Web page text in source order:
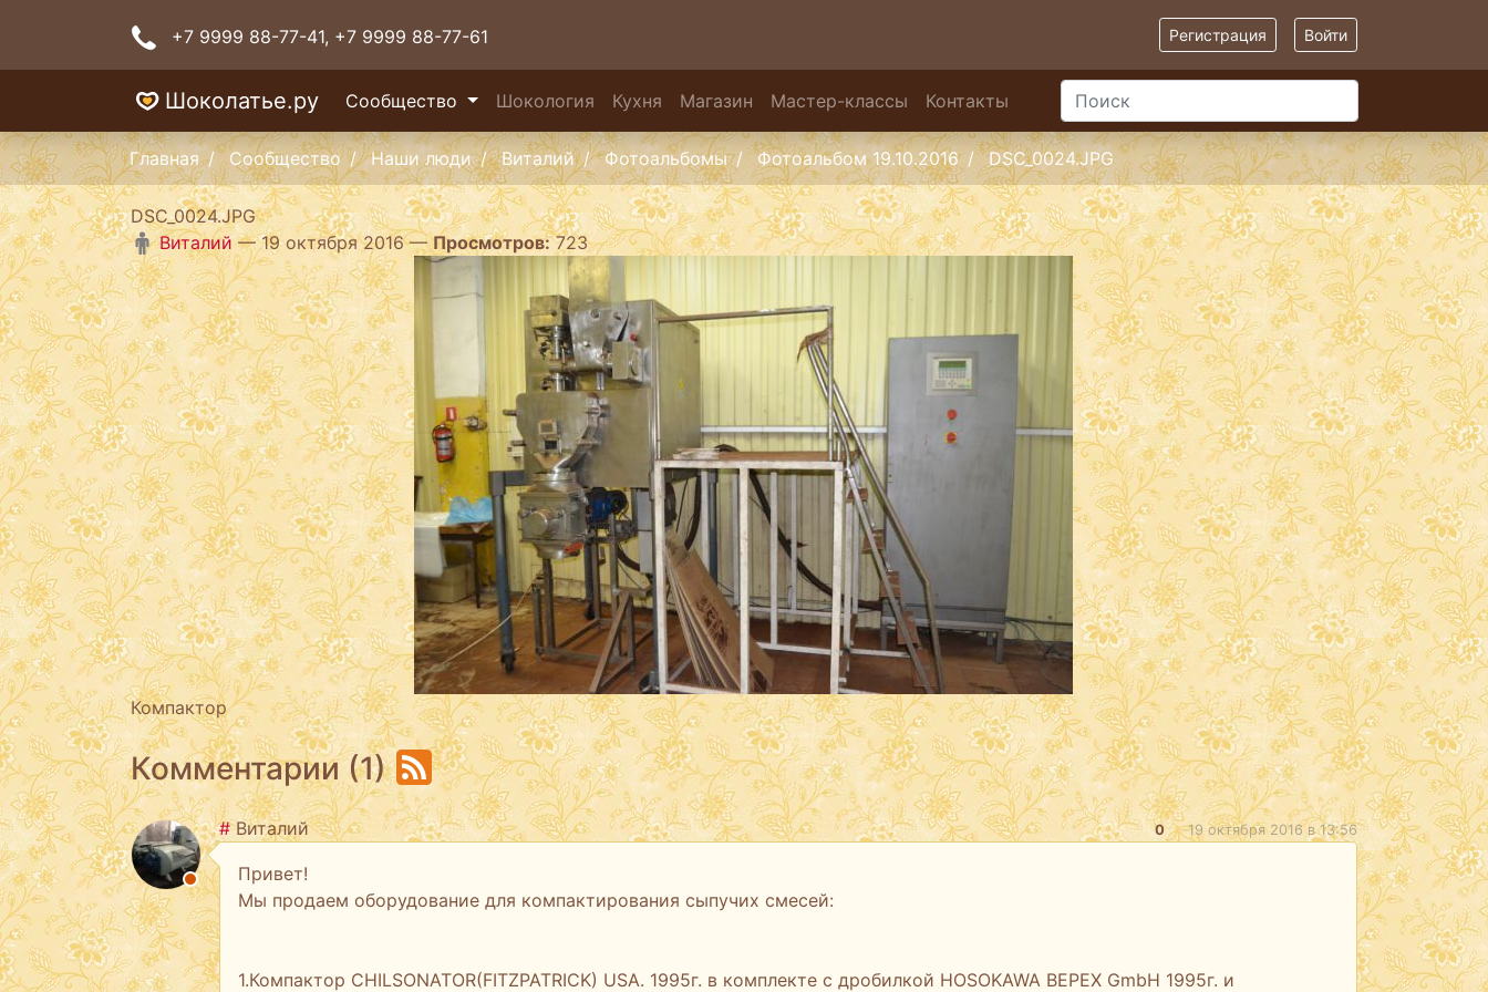
+7 9999 88-77-41, +7 9999 88-77-61 Регистрация Войти
Шоколатье.ру Сообщество Шокология Кухня Магазин Мастер-классы Контакты
Главная Сообщество Наши люди Виталий Фотоальбомы Фотоальбом 19.10.2016 DSC_0024.JPG
DSC_0024.JPG
Виталий— 19 октября 2016 —Просмотров:723
Компактор
Комментарии (1)
#Виталий 0 19 октября 2016 в 13:56
Привет!
Мы продаем оборудование для компактирования сыпучих смесей:
1.Компактор CHILSONATOR(FITZPATRICK) USA. 1995г. в комплекте с дробилкой HOSOKAWA BEPEX GmbH 1995г. и